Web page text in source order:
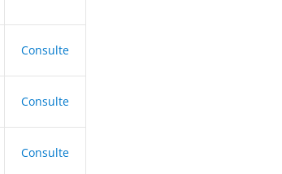
Consulte
Consulte
Consulte